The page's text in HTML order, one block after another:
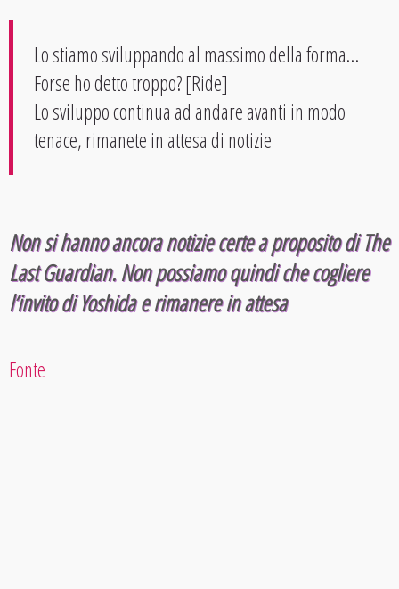
Lo stiamo sviluppando al massimo della forma…
Forse ho detto troppo? [Ride]
Lo sviluppo continua ad andare avanti in modo
tenace, rimanete in attesa di notizie
Non si hanno ancora notizie certe a proposito di The
Last Guardian. Non possiamo quindi che cogliere
l’invito di Yoshida e rimanere in attesa
Fonte